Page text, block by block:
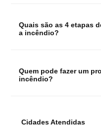
Quais são as 4 etapas
a incêndio?
Quem pode fazer um
incêndio?
Cidades Atendidas